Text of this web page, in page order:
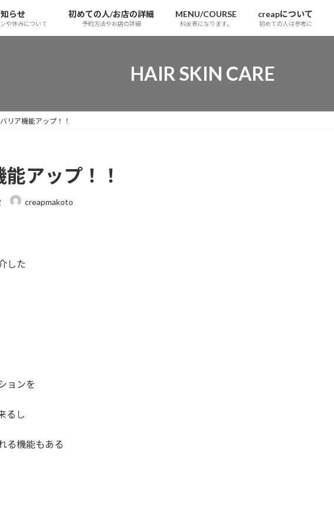
らせ
や休みについて
初めての人/お店の詳細
予約方法やお店の詳細
MENU/COURSE
料金表になります。
creapについて
初めての人は参考に
HAIR SKIN CARE
リア機能アップ！！
アップ！！
creapmakoto
した
ョンを
るし
る機能もある